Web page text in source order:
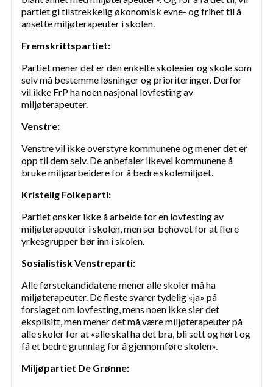
partiet gi tilstrekkelig økonomisk evne- og frihet til å
ansette miljøterapeuter i skolen.
Fremskrittspartiet:
Partiet mener det er den enkelte skoleeier og skole som
selv må bestemme løsninger og prioriteringer. Derfor
vil ikke FrP ha noen nasjonal lovfesting av
miljøterapeuter.
Venstre:
Venstre vil ikke overstyre kommunene og mener det er
opp til dem selv. De anbefaler likevel kommunene å
bruke miljøarbeidere for å bedre skolemiljøet.
Kristelig Folkeparti:
Partiet ønsker ikke å arbeide for en lovfesting av
miljøterapeuter i skolen, men ser behovet for at flere
yrkesgrupper bør inn i skolen.
Sosialistisk Venstreparti:
Alle førstekandidatene mener alle skoler må ha
miljøterapeuter. De fleste svarer tydelig «ja» på
forslaget om lovfesting, mens noen ikke sier det
eksplisitt, men mener det må være miljøterapeuter på
alle skoler for at «alle skal ha det bra, bli sett og hørt og
få et bedre grunnlag for å gjennomføre skolen».
Miljøpartiet De Grønne: